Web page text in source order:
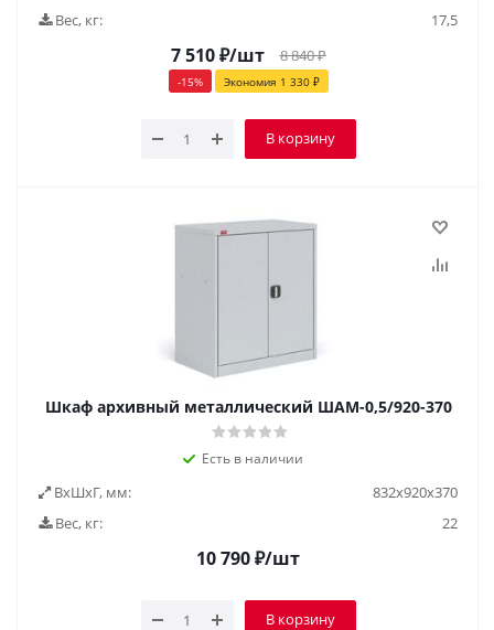
Вес, кг:
17,5
7 510₽/шт 8 840₽
-15% Экономия 1 330₽
В корзину
Шкаф архивный металлический ШАМ-0,5/920-370
Есть в наличии
ВxШxГ, мм:
832х920х370
Вес, кг:
22
10 790₽/шт
В корзину